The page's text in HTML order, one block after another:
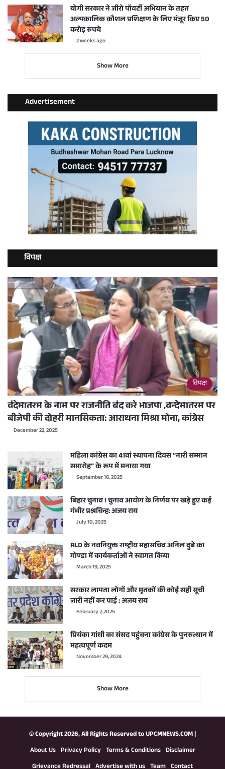
योगी सरकार ने जीरो पॉवर्टी अभियान के तहत
अल्पकालिक कौशल प्रशिक्षण के लिए मंजूर किए 50
करोड़ रुपये
2 weeks ago
Show More
Advertisement
विपक्ष
विपक्ष
वंदेमातरम के नाम पर राजनीति बंद करे भाजपा ,वन्देमातरम पर
बीजेपी की दोहरी मानसिकता: आराधना मिश्रा मोना, कांग्रेस
December 22, 2025
महिला कांग्रेस का 41वां स्थापना दिवस “नारी सम्मान
समारोह” के रूप में मनाया गया
September 16, 2025
बिहार चुनाव ! चुनाव आयोग के निर्णय पर खड़े हुए कई
गंभीर प्रश्नचिन्ह: अजय राय
July 10, 2025
RLD के नवनियुक्त राष्ट्रीय महासचिव अनिल दुबे का
गोण्डा में कार्यकर्ताओं ने स्वागत किया
March 19, 2025
सरकार लापता लोगों और मृतकों की कोई सही सूची
जारी नहीं कर पाई : अजय राय
February 7, 2025
प्रियंका गांधी का संसद पहुंचना कांग्रेस के पुनरुत्थान में
महत्वपूर्ण कदम
November 29, 2024
Show More
© Copyright 2026, All Rights Reserved toUPCMNEWS.COM|
About Us Privacy Policy Terms & Conditions Disclaimer